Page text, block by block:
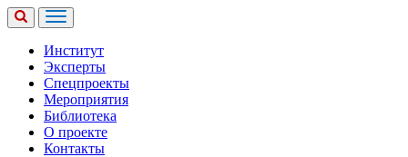
Институт
Эксперты
Спецпроекты
Мероприятия
Библиотека
О проекте
Контакты